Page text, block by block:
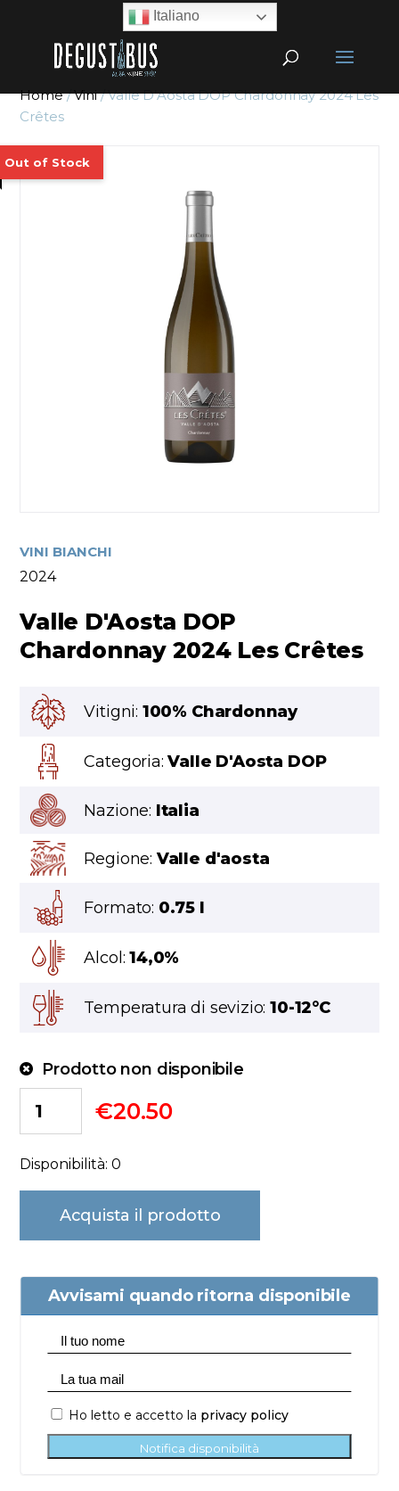
Home/Vini/ Valle D’Aosta DOP Chardonnay 2024 Les
Crêtes
VINI BIANCHI
2024
Valle D'Aosta DOP
Chardonnay 2024 Les Crêtes
Vitigni: 100% Chardonnay
Categoria:Valle D'Aosta DOP
Nazione: Italia
Regione: Valle d'aosta
Formato: 0.75 l
Alcol:14,0%
Temperatura di sevizio:10-12°C
Prodotto non disponibile
€20.50
Disponibilità: 0
Acquista il prodotto
Avvisami quando ritorna disponibile
Ho letto e accetto la privacy policy
Notifica disponibilità
Italiano